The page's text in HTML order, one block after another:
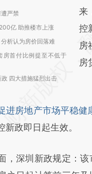
严禁
亿 助推楼市上涨
析认为房价回落难
房首付比例提至不低于
四大措施猛烈出击
成
来
控
房
房
进房地产市场平稳健
政即日起生效。
深圳新政规定：该